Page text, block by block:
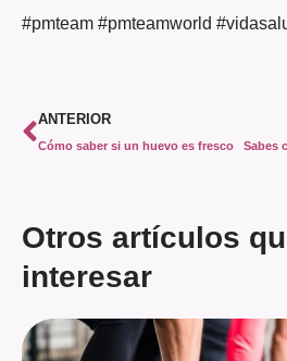
#pmteam #pmteamworld
ANTERIOR
Cómo saber si un huevo es fresco
Otros artículos
interesar